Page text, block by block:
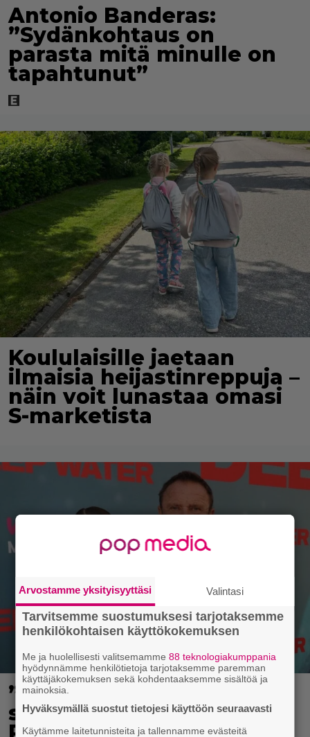
Antonio Banderas:
”Sydänkohtaus on
parasta mitä minulle on
tapahtunut”
Koululaisille jaetaan
ilmaisia heijastinreppuja –
näin voit lunastaa omasi
S-marketista
”Nukuimme kaikki viisi
samassa huoneessa” –
Arvostamme yksityisyyttäsi Valintasi
Tarvitsemme suostumuksesi tarjotaksemme
henkilökohtaisen käyttökokemuksen
Me ja huolellisesti valitsemamme88 teknologiakumppania
hyödynnämme henkilötietoja tarjotaksemme paremman
käyttäjäkokemuksen sekä kohdentaaksemme sisältöä ja
mainoksia.
Hyväksymällä suostut tietojesi käyttöön seuraavasti
Käytämme laitetunnisteita ja tallennamme evästeitä